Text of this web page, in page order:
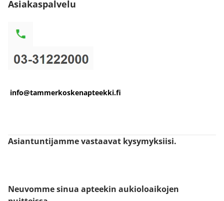
Asiakaspalvelu
info@tammerkoskenapteekki.fi
Asiantuntijamme vastaavat kysymyksiisi.
Neuvomme sinua apteekin aukioloaikojen